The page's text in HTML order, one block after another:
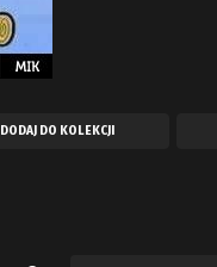
DODAJ DO KOLEKCJI